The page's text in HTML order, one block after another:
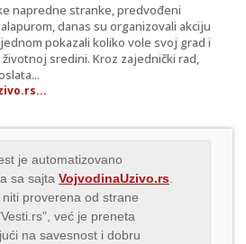
napredne stranke, predvođeni
danas su organizovali akciju
pokazali koliko vole svoj grad i
sredini. Kroz zajednički rad,
je automatizovano
sa sajta VojvodinaUzivo.rs
proverena od strane
već je preneta
na savesnost i dobru